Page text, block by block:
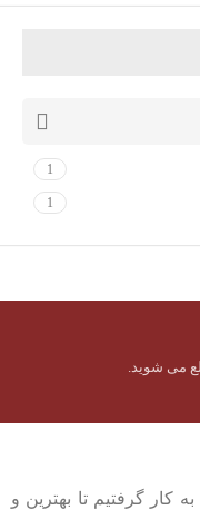
1
1
می شوید.
۱۰ ساله خود را به کار گرفتیم تا بهترین و